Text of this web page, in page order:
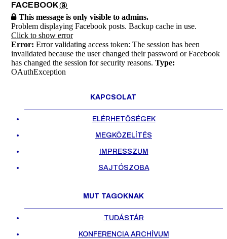
FACEBOOK@
This message is only visible to admins.
Problem displaying Facebook posts. Backup cache in use.
Click to show error
Error: Error validating access token: The session has been
invalidated because the user changed their password or Facebook
has changed the session for security reasons. Type:
OAuthException
KAPCSOLAT
ELÉRHETŐSÉGEK
MEGKÖZELÍTÉS
IMPRESSZUM
SAJTÓSZOBA
MUT TAGOKNAK
TUDÁSTÁR
KONFERENCIA ARCHÍVUM